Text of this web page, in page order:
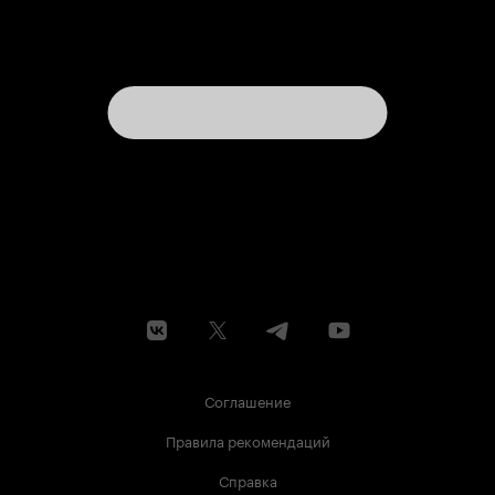
Соглашение
Правила рекомендаций
Справка